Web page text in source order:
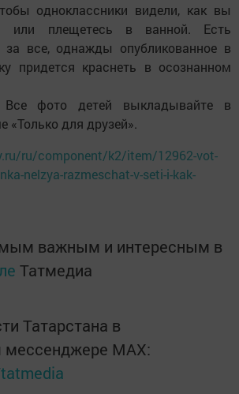
одноклассники видели, как вы
или плещетесь в ванной. Есть
за все, однажды опубликованное в
придется краснеть в осознанном
Все фото детей выкладывайте в
«Только для друзей».
ru/component/k2/item/12962-vot-
nelzya-razmeschat-v-seti-i-kak-
важным и интересным в
Татмедиа
Татарстана в
мессенджере MАХ: